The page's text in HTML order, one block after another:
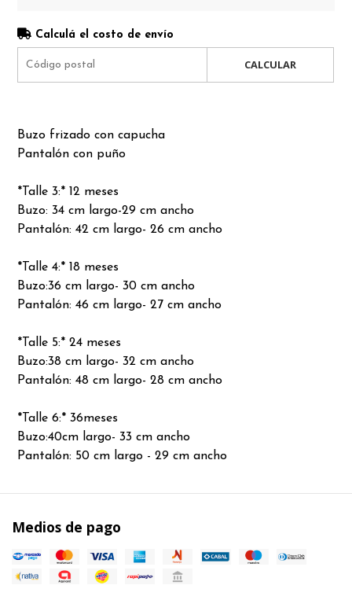
Calculá el costo de envío
CALCULAR
Buzo frizado con capucha
Pantalón con puño
*Talle 3:* 12 meses
Buzo: 34 cm largo-29 cm ancho
Pantalón: 42 cm largo- 26 cm ancho
*Talle 4:* 18 meses
Buzo:36 cm largo- 30 cm ancho
Pantalón: 46 cm largo- 27 cm ancho
*Talle 5:* 24 meses
Buzo:38 cm largo- 32 cm ancho
Pantalón: 48 cm largo- 28 cm ancho
*Talle 6:* 36meses
Buzo:40cm largo- 33 cm ancho
Pantalón: 50 cm largo - 29 cm ancho
Medios de pago